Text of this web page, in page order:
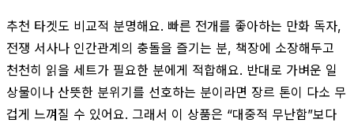
추천 타겟도 비교적 분명해요. 빠른 전개를 좋아하는 만화 독자,
전쟁 서사나 인간관계의 충돌을 즐기는 분, 책장에 소장해두고
천천히 읽을 세트가 필요한 분에게 적합해요. 반대로 가벼운 일
상물이나 산뜻한 분위기를 선호하는 분이라면 장르 톤이 다소 무
겁게 느껴질 수 있어요. 그래서 이 상품은 “대중적 무난함”보다